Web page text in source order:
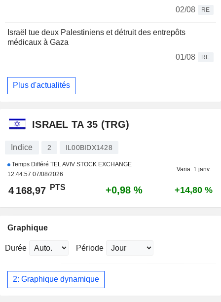
02/08 RE
Israël tue deux Palestiniens et détruit des entrepôts
médicaux à Gaza
01/08
RE
Plus d'actualités
ISRAEL TA 35 (TRG)
Indice 2 IL00BIDX1428
Temps Différé TEL AVIV STOCK EXCHANGE
12:44:57 07/08/2026
Varia. 1 janv.
4 168,97 PTS +0,98 % +14,80 %
Graphique
Durée Période
2: Graphique dynamique